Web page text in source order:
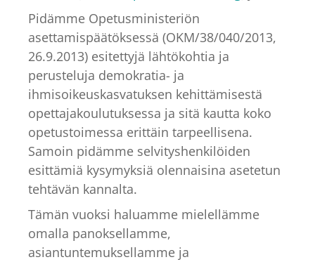
Pidämme Opetusministeriön
asettamispäätöksessä (OKM/38/040/2013,
26.9.2013) esitettyjä lähtökohtia ja
perusteluja demokratia- ja
ihmisoikeuskasvatuksen kehittämisestä
opettajakoulutuksessa ja sitä kautta koko
opetustoimessa erittäin tarpeellisena.
Samoin pidämme selvityshenkilöiden
esittämiä kysymyksiä olennaisina asetetun
tehtävän kannalta.
Tämän vuoksi haluamme mielellämme
omalla panoksellamme,
asiantuntemuksellamme ja